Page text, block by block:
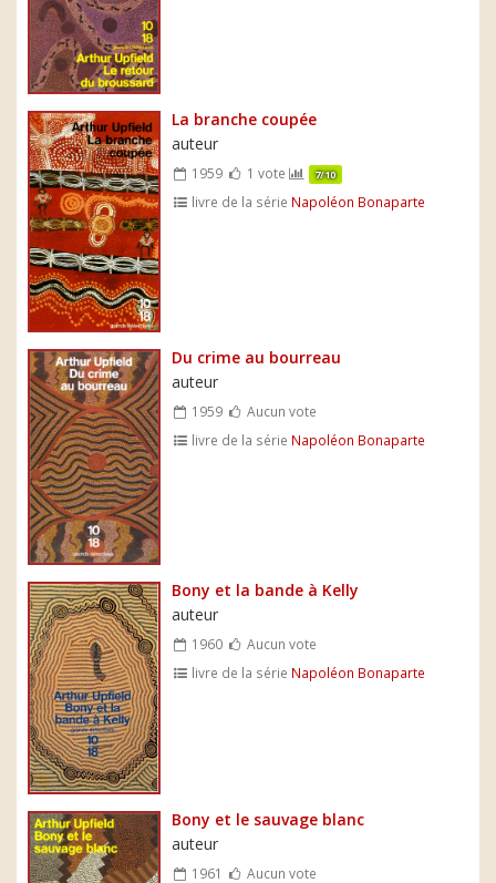
La branche coupée
auteur
1959 1 vote 7/10
livre de la série Napoléon Bonaparte
Du crime au bourreau
auteur
1959
Aucun vote
livre de la série Napoléon Bonaparte
Bony et la bande à Kelly
auteur
1960
Aucun vote
livre de la série Napoléon Bonaparte
Bony et le sauvage blanc
auteur
1961
Aucun vote